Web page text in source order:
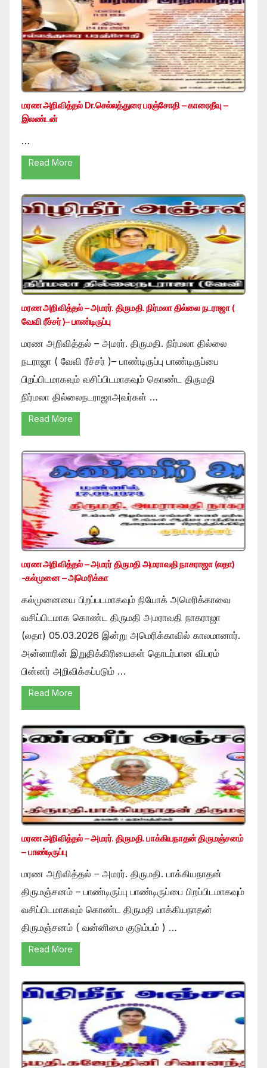
மரண அறிவித்தல் Dr.செல்லத்துரை பரஞ்சோதி – காரைதீவு –
இலண்டன்
…
Read More
மரண அறிவித்தல் – அமரர். திருமதி. நிர்மலா தில்லை நடராஜா (
வேவி ரீச்சர் )– பாண்டிருப்பு
மரண அறிவித்தல் – அமரர். திருமதி. நிர்மலா தில்லை
நடராஜா ( வேவி ரீச்சர் )– பாண்டிருப்பு பாண்டிருப்பை
பிறப்பிடமாகவும் வசிப்பிடமாகவும் கொண்ட திருமதி
நிர்மலா தில்லைநடராஜாஅவர்கள் …
Read More
மரண அறிவித்தல் – அமரர் திருமதி அமராவதி நாகராஜா (லதா)
-கல்முனை – அமெரிக்கா
கல்முனையை பிறப்படமாகவும் நியோக் அமெரிக்காவை
வசிப்பிடமாக கொண்ட திருமதி அமராவதி நாகராஜா
(லதா) 05.03.2026 இன்று அமெரிக்காவில் காலமானார்.
அன்னாரின் இறுதிக்கிரியைகள் தொடர்பான விபரம்
பின்னர் அறிவிக்கப்படும் …
Read More
மரண அறிவித்தல் – அமரர். திருமதி. பாக்கியநாதன் திருமஞ்சனம்
– பாண்டிருப்பு
மரண அறிவித்தல் – அமரர். திருமதி. பாக்கியநாதன்
திருமஞ்சனம் – பாண்டிருப்பு பாண்டிருப்பை பிறப்பிடமாகவும்
வசிப்பிடமாகவும் கொண்ட திருமதி பாக்கியநாதன்
திருமஞ்சனம் ( வன்னிமை குடும்பம் ) …
Read More